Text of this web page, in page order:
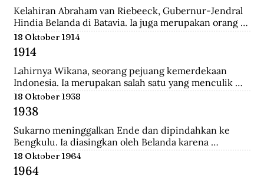
dan seolah tak mau menyerah.
Kelahiran Abraham van Riebeeck, Gubernur-Jendral
Hindia Belanda di Batavia. Ia juga merupakan orang
yang memulai perkebunan kopi pertama di Jawa
Barat.
18 Oktober 1914
1914
Lahirnya Wikana, seorang pejuang kemerdekaan
Indonesia. Ia merupakan salah satu yang menculik
Sukaro dan Hatta dalam Peristiwa Rengasdengklok.
18 Oktober 1938
1938
Sukarno meninggalkan Ende dan dipindahkan ke
Bengkulu. Ia diasingkan oleh Belanda karena
dianggap membahayakan pemerintahan Belanda.
18 Oktober 1964
1964